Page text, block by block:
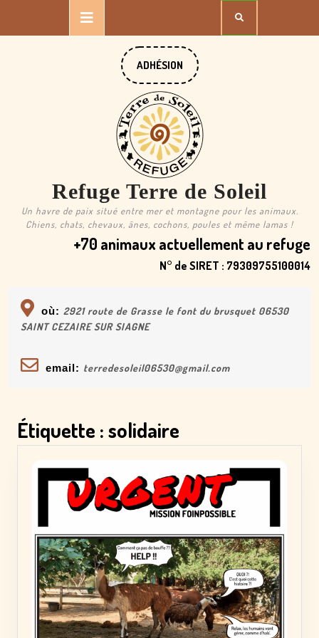
content
Button
ADHÉSION
DONATE
NOW
Refuge Terre de Soleil
Un havre de paix situé entre mer et montagne pour les animaux.
Chiens, chats, chevaux, ânes, cochons, poules et même lamas !
+70 animaux actuellement au refuge
N° de SIRET : 79309755100014
où: 2921 route de Grasse le font du brusquet 06530
SAINT CEZAIRE SUR SIAGNE
email: terredesoleil06530@gmail.com
Étiquette :solidaire